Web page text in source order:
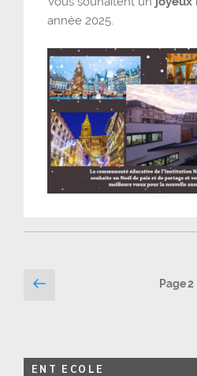
année 2025.
Pagination
Page
Page2
ENT ECOLE